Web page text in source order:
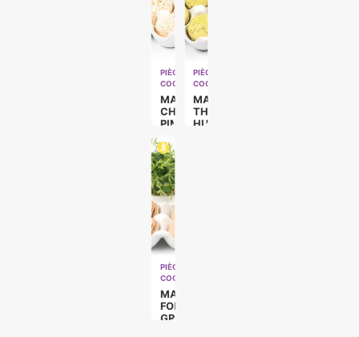
PIÈCES
COCKTAILS
MACARON
CHEVRE
PIMENT
(VÉGÉ)
PIÈCES
COCKTAILS
MACARON
THYM
HUILE
PIÈCES
COCKTAILS
MACARON
FOIE
GRAS